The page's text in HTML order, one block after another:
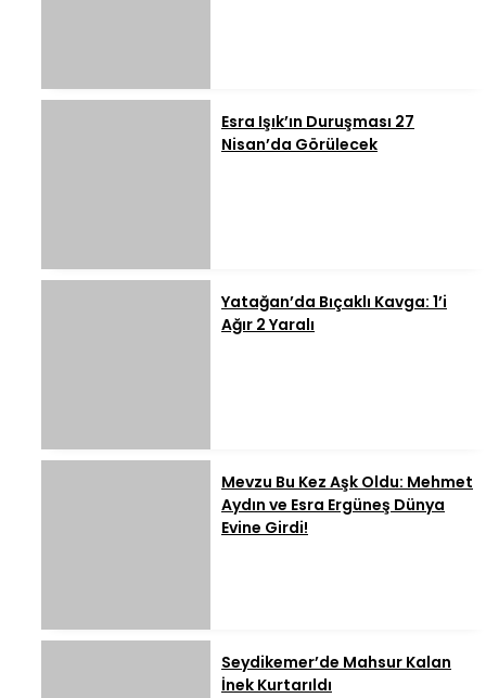
Esra Işık’ın Duruşması 27
Nisan’da Görülecek
Yatağan’da Bıçaklı Kavga: 1’i
Ağır 2 Yaralı
Mevzu Bu Kez Aşk Oldu: Mehmet
Aydın ve Esra Ergüneş Dünya
Evine Girdi!
Seydikemer’de Mahsur Kalan
İnek Kurtarıldı